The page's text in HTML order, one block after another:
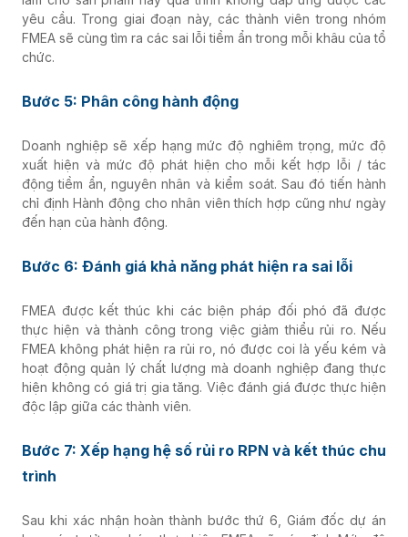
yêu cầu. Trong giai đoạn này, các thành viên trong nhóm
FMEA sẽ cùng tìm ra các sai lỗi tiềm ẩn trong mỗi khâu của tổ
chức.
Bước 5: Phân công hành động
Doanh nghiệp sẽ xếp hạng mức độ nghiêm trọng, mức độ
xuất hiện và mức độ phát hiện cho mỗi kết hợp lỗi / tác
động tiềm ẩn, nguyên nhân và kiểm soát. Sau đó tiến hành
chỉ định Hành động cho nhân viên thích hợp cũng như ngày
đến hạn của hành động.
Bước 6: Đánh giá khả năng phát hiện ra sai lỗi
FMEA được kết thúc khi các biện pháp đối phó đã được
thực hiện và thành công trong việc giảm thiểu rủi ro. Nếu
FMEA không phát hiện ra rủi ro, nó được coi là yếu kém và
hoạt động quản lý chất lượng mà doanh nghiệp đang thực
hiện không có giá trị gia tăng. Việc đánh giá được thực hiện
độc lập giữa các thành viên.
Bước 7: Xếp hạng hệ số rủi ro RPN và kết thúc chu
trình
Sau khi xác nhận hoàn thành bước thứ 6, Giám đốc dự án